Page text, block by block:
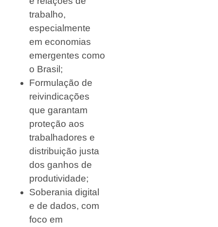
trabalho,
especialmente
em economias
emergentes como
o Brasil;
Formulação de
reivindicações
que garantam
proteção aos
trabalhadores e
distribuição justa
dos ganhos de
produtividade;
Soberania digital
e de dados, com
foco em